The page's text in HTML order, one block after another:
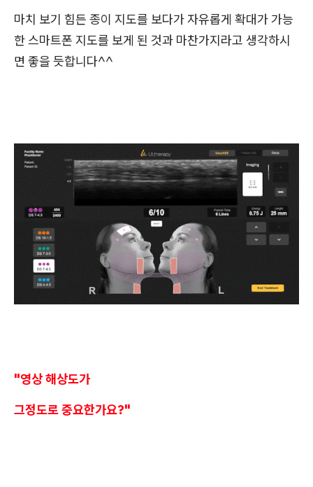
마치 보기 힘든 종이 지도를 보다가 자유롭게 확대가 가능
한 스마트폰 지도를 보게 된 것과 마찬가지라고 생각하시
면 좋을 듯합니다^^
"영상 해상도가
그정도로 중요한가요?"